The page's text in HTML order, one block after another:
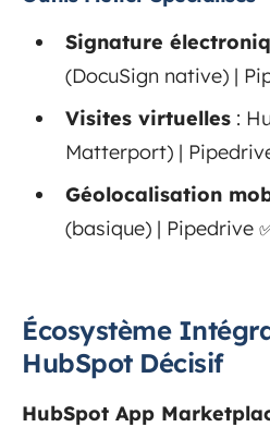
Signature
(DocuSign native) |
Visites virtuelles :
Matterport) |
Géolocalisation
(basique) | Pipedrive
Écosystème
HubSpot Décisif
HubSpot App